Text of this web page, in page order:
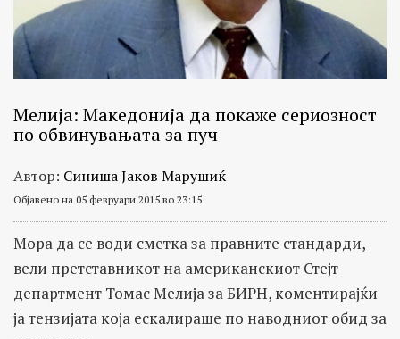
важни
општествено
политички
личности
Мелија: Македонија да покаже сериозност
по обвинувањата за пуч
Автор: Синиша Јаков Марушиќ
Објавено на 05 февруари 2015 во 23:15
Мора да се води сметка за правните стандарди,
вели претставникот на американскиот Стејт
департмент Томас Мелија за БИРН, коментирајќи
ја тензијата која ескалираше по наводниот обид за